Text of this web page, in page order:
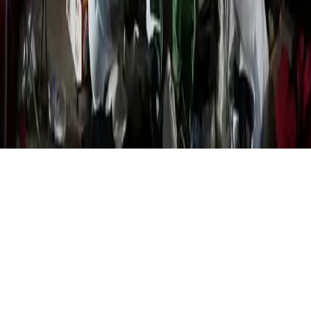
© Copyright 2021- 2026Rede Onda Digital – Todos os
direitos reservados.